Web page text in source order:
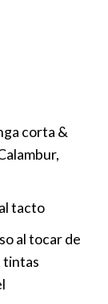
corta &
tacto
al tocar de
tintas